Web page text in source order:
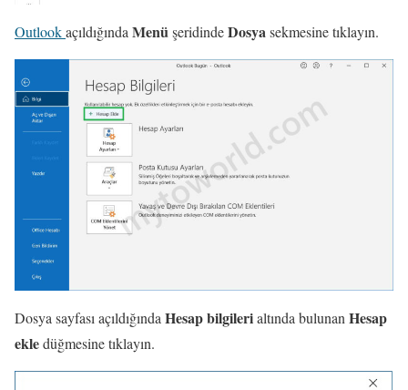
Outlookaçıldığında MenüşeridindeDosyasekmesine tıklayın.
Dosya sayfası açıldığındaHesap bilgilerialtında bulunanHesap
ekledüğmesine tıklayın.